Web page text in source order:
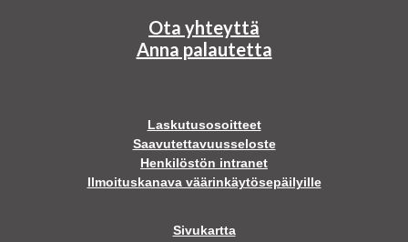
Ota yhteyttä
Anna palautetta
Laskutusosoitteet
Saavutettavuusseloste
Henkilöstön intranet
Ilmoituskanava väärinkäytösepäilyille
Sivukartta